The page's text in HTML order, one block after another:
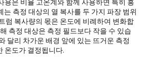
용은 비율 고온계와 함께 사용하면 특히 흥
는 측정 대상의 열 복사를 두 가지 파장 범위
럼 복사량의 몫은 온도에 비례하여 변화합
측정 대상은 측정 필드보다 작을 수 있습
달리 차가운 배경 앞에 있는 뜨거운 측정
온도가 결정됩니다.